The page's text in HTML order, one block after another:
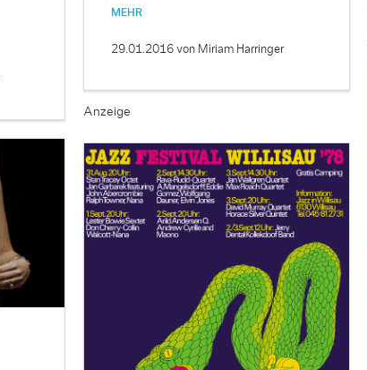
MEHR
29.01.2016 von Miriam Harringer
Anzeige